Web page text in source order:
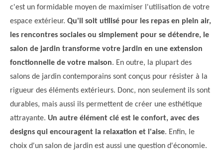
c'est un formidable moyen de maximiser l'utilisation de votre
espace extérieur. Qu'il soit utilisé pour les repas en plein air,
les rencontres sociales ou simplement pour se détendre, le
salon de jardin transforme votre jardin en une extension
fonctionnelle de votre maison. En outre, la plupart des
salons de jardin contemporains sont conçus pour résister à la
rigueur des éléments extérieurs. Donc, non seulement ils sont
durables, mais aussi ils permettent de créer une esthétique
attrayante. Un autre élément clé est le confort, avec des
designs qui encouragent la relaxation et l'aise. Enfin, le
choix d'un salon de jardin est aussi une question d'économie.